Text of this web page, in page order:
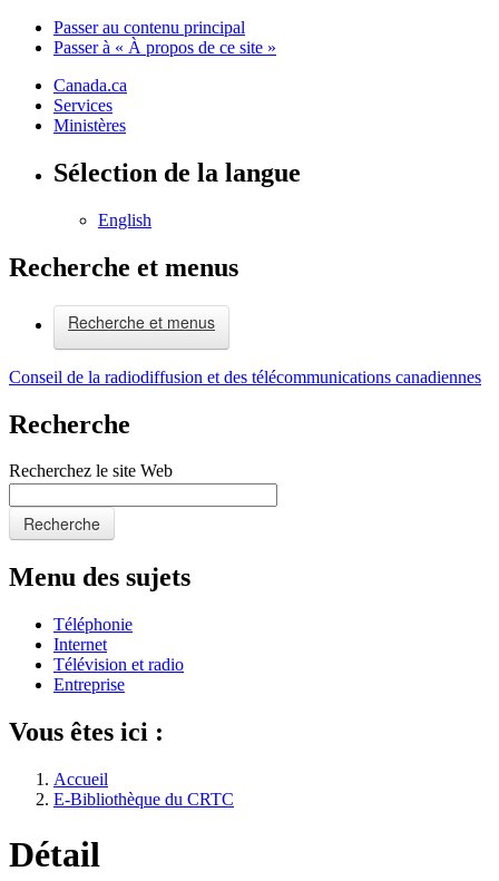
Passer au contenu principal
Passer à « À propos de ce site »
Canada.ca
Services
Ministères
Sélection de la langue
English
Recherche et menus
Recherche et menus
Conseil de la radiodiffusion et des télécommunications canadiennes
Recherche
Recherchez le site Web
Recherche
Menu des sujets
Téléphonie
Internet
Télévision et radio
Entreprise
Vous êtes ici :
Accueil
E-Bibliothèque du CRTC
Détail